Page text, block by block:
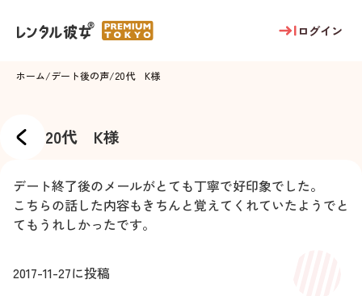
ログイン
ホーム/デート後の声/20代 K様
20代 K様
デート終了後のメールがとても丁寧で好印象でした。
こちらの話した内容もきちんと覚えてくれていたようでと
てもうれしかったです。
2017-11-27に投稿